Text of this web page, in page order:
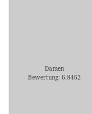
Damen
Bewertung: 6.8462